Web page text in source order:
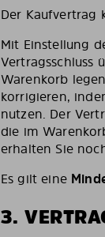
Der Kaufvertrag
Mit Einstellung
Vertragsschluss
Warenkorb
korrigieren,
nutzen. Der
die im
erhalten Sie
Es gilt eine
3.